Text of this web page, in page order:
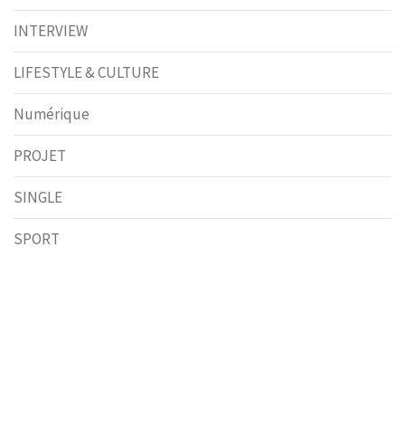
INTERVIEW
LIFESTYLE & CULTURE
Numérique
PROJET
SINGLE
SPORT